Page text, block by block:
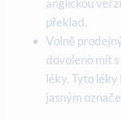
anglickou
překlad.
Volně
dovoleno mít
léky. Tyto
jasným